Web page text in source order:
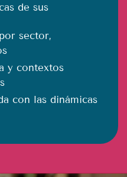
de sus
sector,
y contextos
con las dinámicas